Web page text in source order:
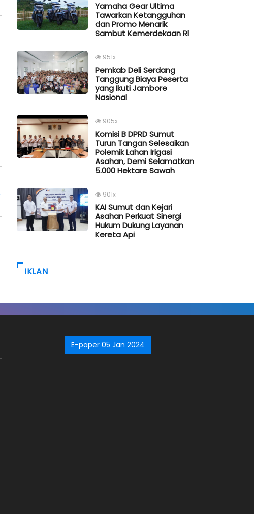
Yamaha Gear Ultima
Tawarkan Ketangguhan
dan Promo Menarik
Sambut Kemerdekaan Rl
951x
Pemkab Deli Serdang
Tanggung Biaya Peserta
yang Ikuti Jambore
Nasional
905x
Komisi B DPRD Sumut
Turun Tangan Selesaikan
Polemik Lahan Irigasi
Asahan, Demi Selamatkan
5.000 Hektare Sawah
901x
KAI Sumut dan Kejari
Asahan Perkuat Sinergi
Hukum Dukung Layanan
Kereta Api
IKLAN
E-paper 05 Jan 2024